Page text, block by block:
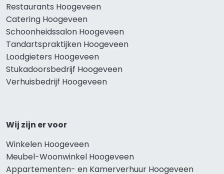
Restaurants Hoogeveen
Catering Hoogeveen
Schoonheidssalon Hoogeveen
Tandartspraktijken Hoogeveen
Loodgieters Hoogeveen
Stukadoorsbedrijf Hoogeveen
Verhuisbedrijf Hoogeveen
Wij zijn er voor
Winkelen Hoogeveen
Meubel-Woonwinkel Hoogeveen
Appartementen- en Kamerverhuur Hoogeveen